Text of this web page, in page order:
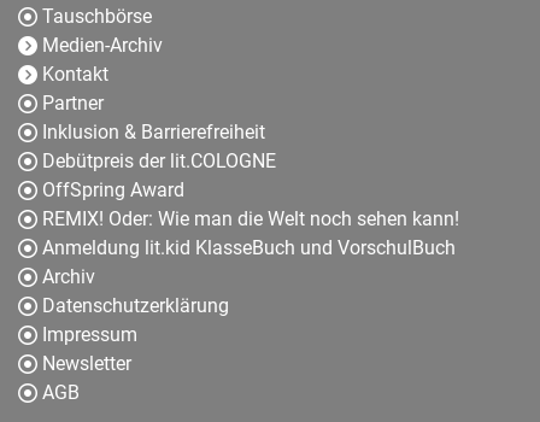
Tauschbörse
Medien-Archiv
Kontakt
Partner
Inklusion & Barrierefreiheit
Debütpreis der lit.COLOGNE
OffSpring Award
REMIX! Oder: Wie man die Welt noch sehen kann!
Anmeldung lit.kid KlasseBuch und VorschulBuch
Archiv
Datenschutzerklärung
Impressum
Newsletter
AGB